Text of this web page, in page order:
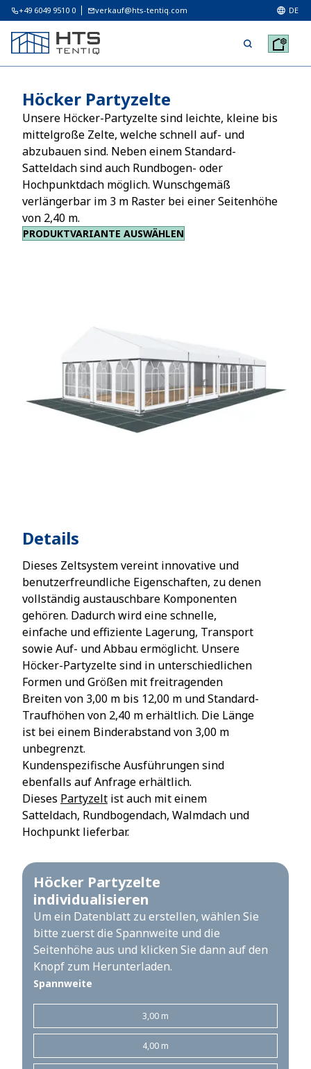
+49 6049 9510 0 verkauf@hts-tentiq.com DE
Höcker Partyzelte
Unsere Höcker-Partyzelte sind leichte, kleine bis
mittelgroße Zelte, welche schnell auf- und
abzubauen sind. Neben einem Standard-
Satteldach sind auch Rundbogen- oder
Hochpunktdach möglich. Wunschgemäß
verlängerbar im 3 m Raster bei einer Seitenhöhe
von 2,40 m.
PRODUKTVARIANTE AUSWÄHLEN
Details
Dieses Zeltsystem vereint innovative und
benutzerfreundliche Eigenschaften, zu denen
vollständig austauschbare Komponenten
gehören. Dadurch wird eine schnelle,
einfache und effiziente Lagerung, Transport
sowie Auf- und Abbau ermöglicht. Unsere
Höcker-Partyzelte sind in unterschiedlichen
Formen und Größen mit freitragenden
Breiten von 3,00 m bis 12,00 m und Standard-
Traufhöhen von 2,40 m erhältlich. Die Länge
ist bei einem Binderabstand von 3,00 m
unbegrenzt.
Kundenspezifische Ausführungen sind
ebenfalls auf Anfrage erhältlich.
Dieses Partyzelt ist auch mit einem
Satteldach, Rundbogendach, Walmdach und
Hochpunkt lieferbar.
Höcker Partyzelte
individualisieren
Um ein Datenblatt zu erstellen, wählen Sie
bitte zuerst die Spannweite und die
Seitenhöhe aus und klicken Sie dann auf den
Knopf zum Herunterladen.
Spannweite
3,00 m
4,00 m